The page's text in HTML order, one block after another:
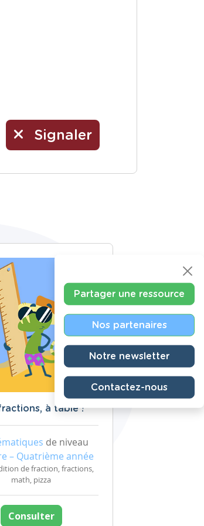
Signaler
à table !
de niveau
– Quatrième année
de fraction, fractions,
math, pizza
Consulter
Partager une ressource
Nos partenaires
Notre newsletter
Contactez-nous